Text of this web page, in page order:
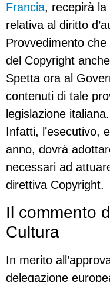
Francia, recepirà
relativa al diritto
Provvedimento
del Copyright
Spetta ora al
contenuti di tale
legislazione italiana.
Infatti, l’esecutivo,
anno, dovrà
necessari ad
direttiva Copyright.
Il commento
Cultura
In merito
delegazione